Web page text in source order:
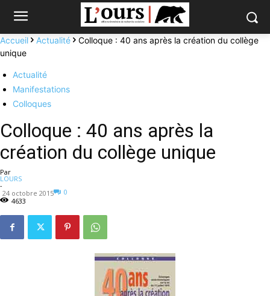
Accueil Actualité
Colloque : 40 ans après la création du collège
unique
Actualité
Manifestations
Colloques
Colloque : 40 ans après la
création du collège unique
Par
LOURS
-
24 octobre 2015
0
4633